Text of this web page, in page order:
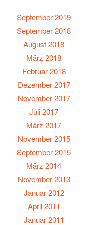
September 2019
September 2018
August 2018
März 2018
Februar 2018
Dezember 2017
November 2017
Juli 2017
März 2017
November 2015
September 2015
März 2014
November 2013
Januar 2012
April 2011
Januar 2011